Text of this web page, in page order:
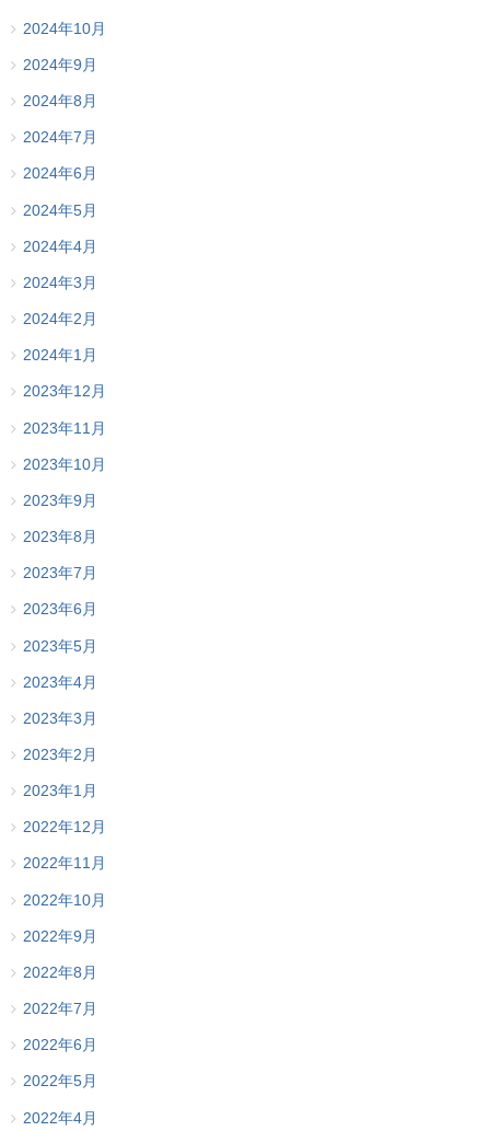
2024年10月
2024年9月
2024年8月
2024年7月
2024年6月
2024年5月
2024年4月
2024年3月
2024年2月
2024年1月
2023年12月
2023年11月
2023年10月
2023年9月
2023年8月
2023年7月
2023年6月
2023年5月
2023年4月
2023年3月
2023年2月
2023年1月
2022年12月
2022年11月
2022年10月
2022年9月
2022年8月
2022年7月
2022年6月
2022年5月
2022年4月